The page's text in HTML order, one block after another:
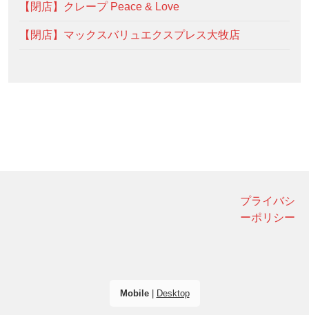
【閉店】クレープ Peace & Love
【閉店】マックスバリュエクスプレス大牧店
プライバシ
ーポリシー
Mobile| Desktop